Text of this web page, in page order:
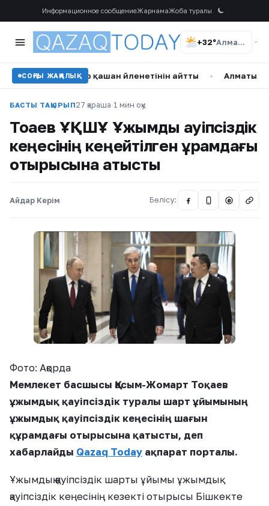
Информационное сообщениеЖарнамаЖоба туралы
+32° Алматы
СОҢҒЫ ЖАҢАЛЫҚ
актер қашан үйленетінін айтты • Алматыда жүлде
БАСТЫ ТАҚЫРЫП27 қараша·1 мин оқу
Тоқаев ҰҚШҰ Ұжымдық қауіпсіздік
кеңесінің кеңейтілген құрамдағы
отырысына қатысты
Айдар Керім Бөлісу: @
Фото: Ақорда
Мемлекет басшысы Қасым-Жомарт Тоқаев
ұжымдық қауіпсіздік туралы шарт ұйымының
ұжымдық қауіпсіздік кеңесінің шағын
құрамдағы отырысына қатысты, деп
хабарлайды Qazaq Today ақпарат порталы.
Ұжымдық қауіпсіздік шарты ұйымы ұжымдық
қауіпсіздік кеңесінің кезекті отырысы Бішкекте